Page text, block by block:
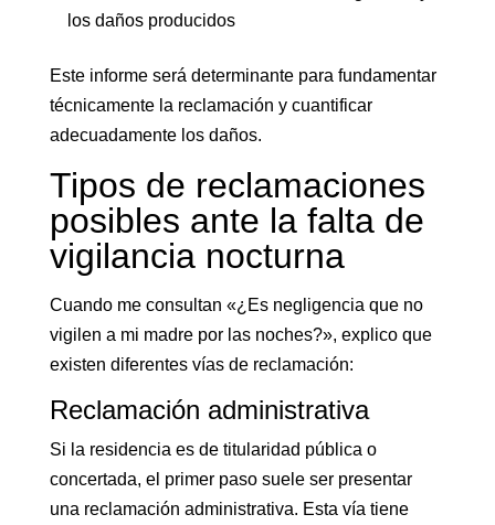
los daños producidos
Este informe será determinante para fundamentar
técnicamente la reclamación y cuantificar
adecuadamente los daños.
Tipos de reclamaciones
posibles ante la falta de
vigilancia nocturna
Cuando me consultan «¿Es negligencia que no
vigilen a mi madre por las noches?», explico que
existen diferentes vías de reclamación:
Reclamación administrativa
Si la residencia es de titularidad pública o
concertada, el primer paso suele ser presentar
una reclamación administrativa. Esta vía tiene